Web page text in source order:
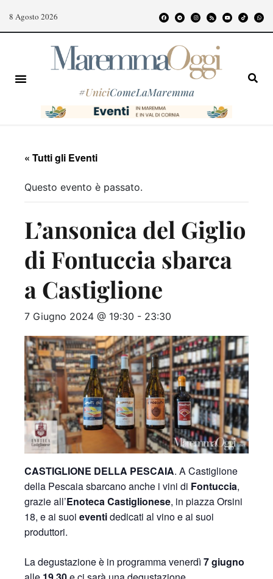
8 Agosto 2026
#UniciComeLaMaremma
« Tutti gli Eventi
Questo evento è passato.
L’ansonica del Giglio
di Fontuccia sbarca
a Castiglione
7 Giugno 2024 @ 19:30 - 23:30
CASTIGLIONE DELLA PESCAIA. A Castiglione
della Pescaia sbarcano anche i vini di Fontuccia,
grazie all’Enoteca Castiglionese, in piazza Orsini
18, e ai suoi eventidedicati al vino e ai suoi
produttori.
La degustazione è in programma venerdì 7 giugno